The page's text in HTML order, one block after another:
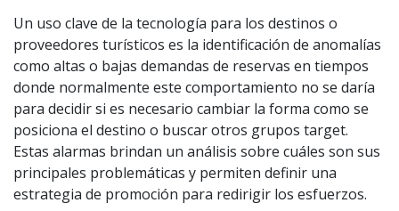
Un uso clave de la tecnología para los destinos o
proveedores turísticos es la identificación de anomalías
como altas o bajas demandas de reservas en tiempos
donde normalmente este comportamiento no se daría
para decidir si es necesario cambiar la forma como se
posiciona el destino o buscar otros grupos target.
Estas alarmas brindan un análisis sobre cuáles son sus
principales problemáticas y permiten definir una
estrategia de promoción para redirigir los esfuerzos.